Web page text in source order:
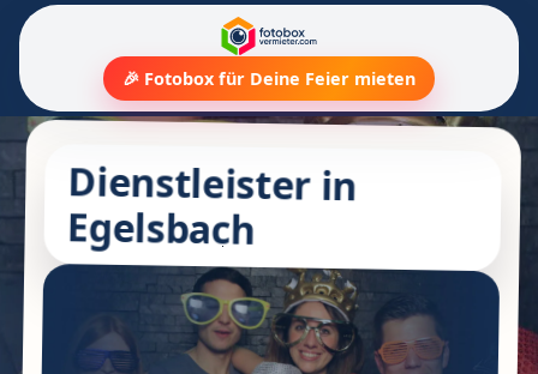
🎉 Fotobox für Deine Feier mieten
Dienstleister in
Egelsbach